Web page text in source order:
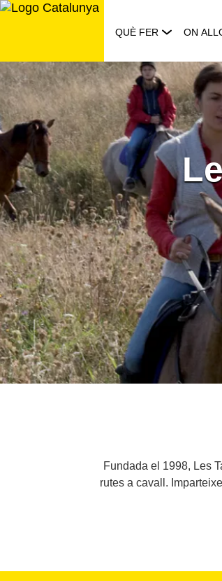
Saltar
QUÈ FER ON
Fundada el 1998, Les
rutes a cavall.